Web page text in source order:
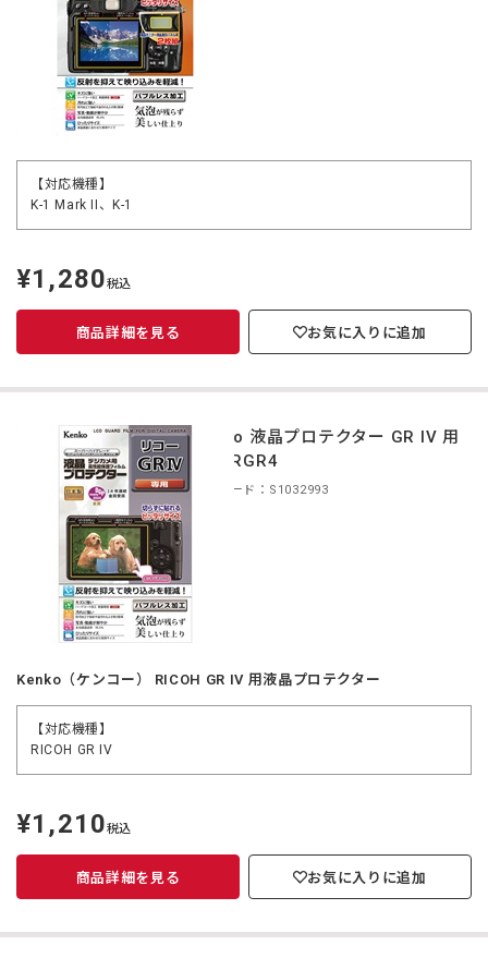
【対応機種】
K-1 Mark II、K-1
定
価
¥1,280税込
商品詳細を見る お気に入りに追加
Kenko 液晶プロテクター GR IV 用
KLP-RGR4
商品コード：S1032993
Kenko（ケンコー） RICOH GR IV 用液晶プロテクター
【対応機種】
RICOH GR IV
定
価
¥1,210税込
商品詳細を見る お気に入りに追加